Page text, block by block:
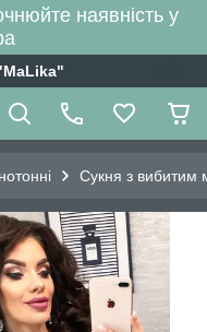
наявність у
Сукня з вибитим